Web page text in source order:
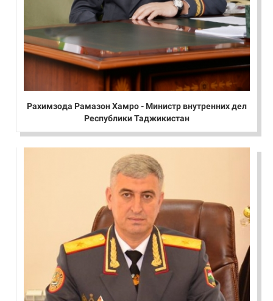
Рахимзода Рамазон Хамро - Министр внутренних дел
Республики Таджикистан